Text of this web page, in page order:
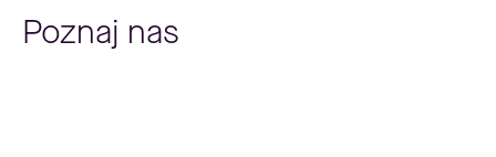
Poznaj nas